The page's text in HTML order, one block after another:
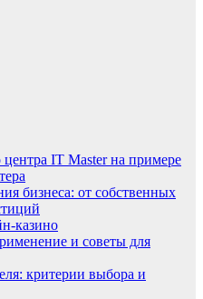
IT Master на примере
бизнеса: от собственных
казино
и советы для
критерии выбора и